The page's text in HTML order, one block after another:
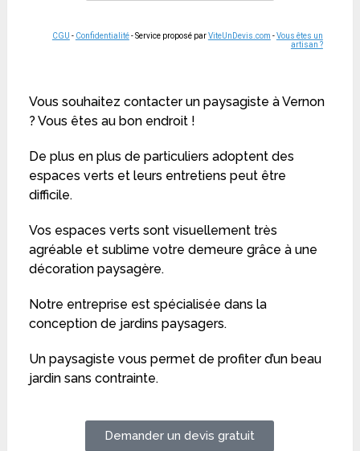
CGU - Confidentialité- Service proposé parViteUnDevis.com -Vous êtes un
artisan ?
Vous souhaitez contacter un paysagiste à Vernon
? Vous êtes au bon endroit !
De plus en plus de particuliers adoptent des
espaces verts et leurs entretiens peut être
difficile.
Vos espaces verts sont visuellement très
agréable et sublime votre demeure grâce à une
décoration paysagère.
Notre entreprise est spécialisée dans la
conception de jardins paysagers.
Un paysagiste vous permet de profiter d’un beau
jardin sans contrainte.
Demander un devis gratuit